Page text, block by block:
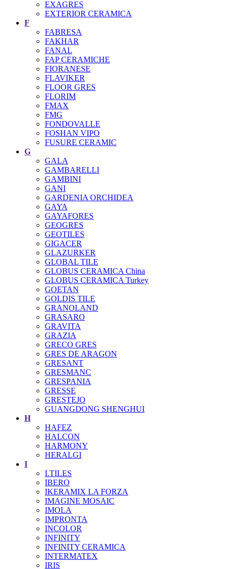
EXAGRES
EXTERIOR CERAMICA
F
FABRESA
FAKHAR
FANAL
FAP CERAMICHE
FIORANESE
FLAVIKER
FLOOR GRES
FLORIM
FMAX
FMG
FONDOVALLE
FOSHAN VIPO
FUSURE CERAMIC
G
GALA
GAMBARELLI
GAMBINI
GANI
GARDENIA ORCHIDEA
GAYA
GAYAFORES
GEOGRES
GEOTILES
GIGACER
GLAZURKER
GLOBAL TILE
GLOBUS CERAMICA China
GLOBUS CERAMICA Turkey
GOETAN
GOLDIS TILE
GRANOLAND
GRASARO
GRAVITA
GRAZIA
GRECO GRES
GRES DE ARAGON
GRESANT
GRESMANC
GRESPANIA
GRESSE
GRESTEJO
GUANGDONG SHENGHUI
H
HAFEZ
HALCON
HARMONY
HERALGI
I
I.TILES
IBERO
IKERAMIX LA FORZA
IMAGINE MOSAIC
IMOLA
IMPRONTA
INCOLOR
INFINITY
INFINITY CERAMICA
INTERMATEX
IRIS